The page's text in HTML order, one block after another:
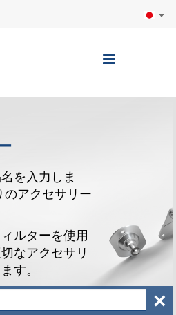
ナ
を入力しま
のアクセサリー
ルターを使用
なアクセサリ
す。
×